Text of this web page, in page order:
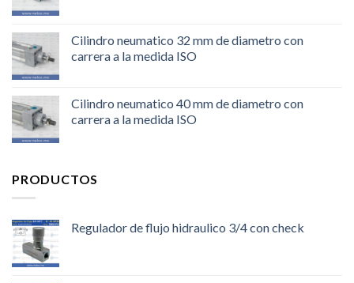
Cilindro neumatico 32 mm de diametro con
carrera a la medida ISO
Cilindro neumatico 40 mm de diametro con
carrera a la medida ISO
PRODUCTOS
Regulador de flujo hidraulico 3/4 con check